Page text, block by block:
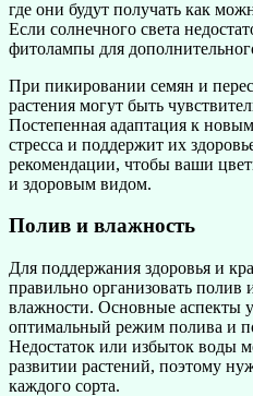
где они будут получать как
Если солнечного света
фитолампы для
При пикировании семян и
растения могут быть
Постепенная адаптация к
стресса и поддержит их
рекомендации, чтобы ваши
и здоровым видом.
Полив и влажность
Для поддержания здоровья и
правильно организовать полив
влажности. Основные аспекты
оптимальный режим полива и
Недостаток или избыток воды
развитии растений, поэтому
каждого сорта.